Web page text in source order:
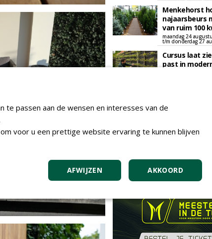
Menkehorst
najaarsbeurs
van ruim 100
maandag 24
t/m donderdag 27
Cursus laat
past in
woensdag 26
Vakdag 'All
zet eenjarige
centraal in
donderdag 27
GaLaBau
t/m vrijdag 18
te passen aan de wensen en interesses van de
voor u een prettige website ervaring te kunnen blijven
AKKOORD
AFWIJZEN